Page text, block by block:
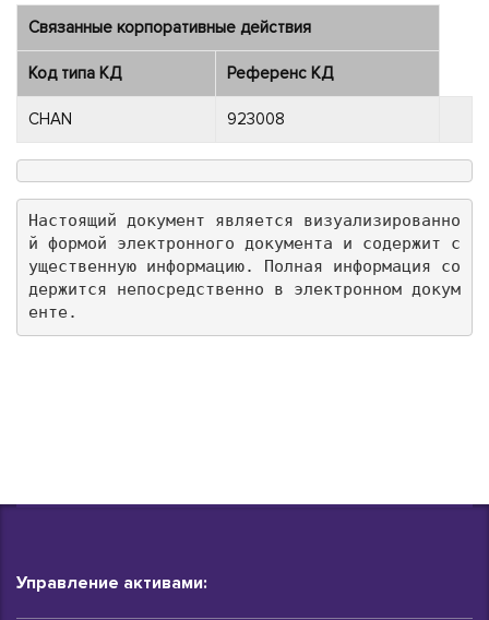
Связанные корпоративные действия
Код типа КД Референс КД
CHAN 923008
Настоящий документ является визуализированно
й формой электронного документа и содержит с
ущественную информацию. Полная информация со
держится непосредственно в электронном докум
енте.
Управление активами: